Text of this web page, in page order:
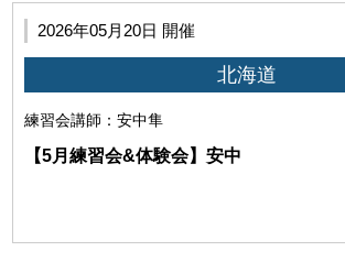
当研究所は利用者に対して、本サービスの利用
の著作権、商標権、特許権、肖像権、パブリシ
権利を侵害するとして争いが生じた場合、利用
2026年05月20日 開催
北海道
練習会講師：安中隼
【5月練習会&体験会】安中